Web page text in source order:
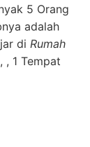
5 Orang
adalah
di Rumah
, 1 Tempat